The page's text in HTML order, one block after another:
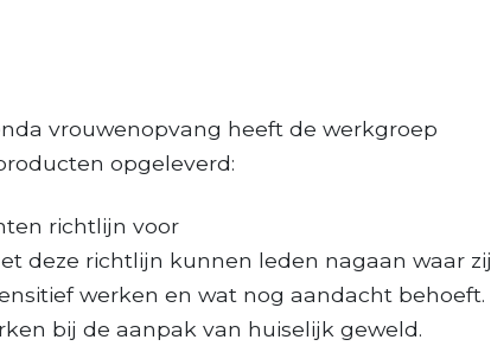
vrouwenopvang heeft de werkgroep
opgeleverd:
richtlijn voor
deze richtlijn kunnen leden nagaan waar zij
werken en wat nog aandacht behoeft.
bij de aanpak van huiselijk geweld.